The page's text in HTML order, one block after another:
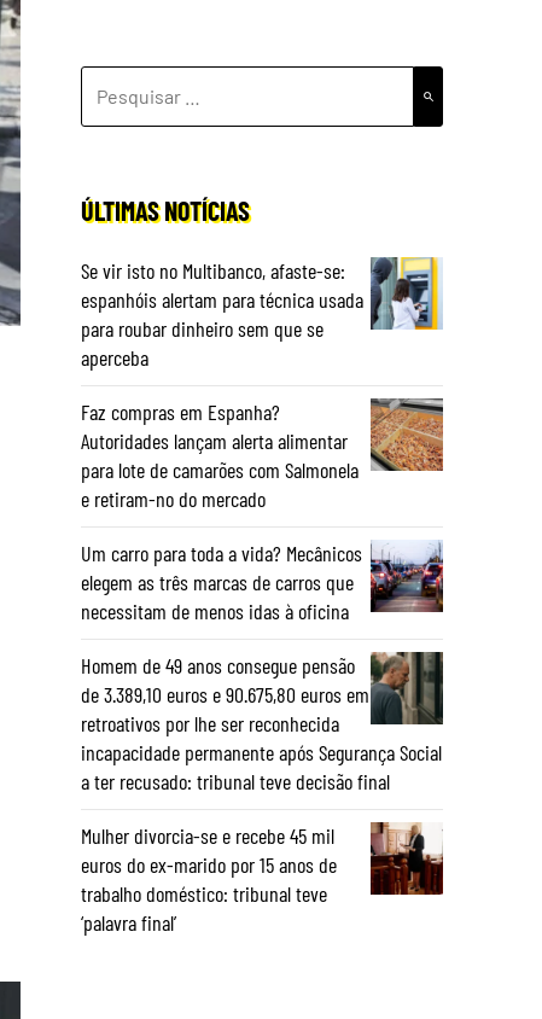
POR:
ÚLTIMAS NOTÍCIAS
Se vir isto no Multibanco, afaste-se:
espanhóis alertam para técnica usada
para roubar dinheiro sem que se
aperceba
Faz compras em Espanha?
Autoridades lançam alerta alimentar
para lote de camarões com Salmonela
e retiram-no do mercado
Um carro para toda a vida? Mecânicos
elegem as três marcas de carros que
necessitam de menos idas à oficina
Homem de 49 anos consegue pensão
de 3.389,10 euros e 90.675,80 euros em
retroativos por lhe ser reconhecida
incapacidade permanente após Segurança Social
a ter recusado: tribunal teve decisão final
Mulher divorcia-se e recebe 45 mil
euros do ex-marido por 15 anos de
trabalho doméstico: tribunal teve
‘palavra final’